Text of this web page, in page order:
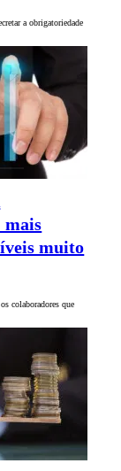
a obrigatoriedade
mais
muito
colaboradores que